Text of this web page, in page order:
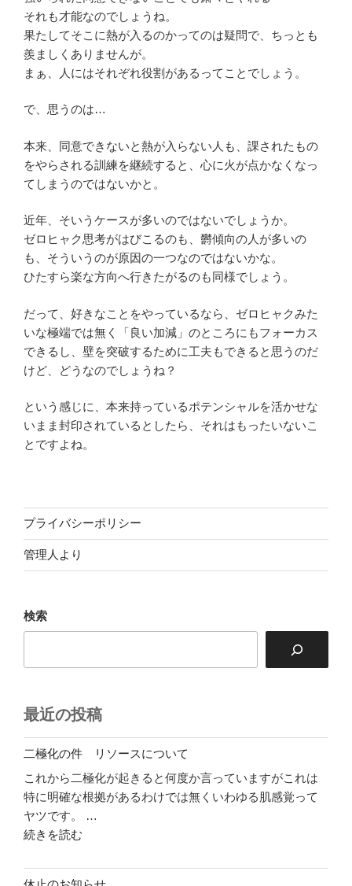
それも才能なのでしょうね。
果たしてそこに熱が入るのかってのは疑問で、ちっとも
羨ましくありませんが。
まぁ、人にはそれぞれ役割があるってことでしょう。
で、思うのは…
本来、同意できないと熱が入らない人も、課されたもの
をやらされる訓練を継続すると、心に火が点かなくなっ
てしまうのではないかと。
近年、そいうケースが多いのではないでしょうか。
ゼロヒャク思考がはびこるのも、欝傾向の人が多いの
も、そういうのが原因の一つなのではないかな。
ひたすら楽な方向へ行きたがるのも同様でしょう。
だって、好きなことをやっているなら、ゼロヒャクみた
いな極端では無く「良い加減」のところにもフォーカス
できるし、壁を突破するために工夫もできると思うのだ
けど、どうなのでしょうね？
という感じに、本来持っているポテンシャルを活かせな
いまま封印されているとしたら、それはもったいないこ
とですよね。
プライバシーポリシー
管理人より
検索
最近の投稿
二極化の件 リソースについて
これから二極化が起きると何度か言っていますがこれは
特に明確な根拠があるわけでは無くいわゆる肌感覚って
ヤツです。 …
"二
化
続きを読む